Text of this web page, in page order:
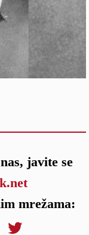
javite se
mrežama: